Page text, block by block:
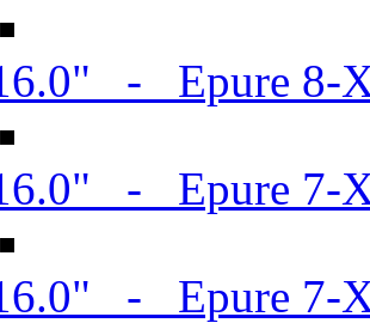
- Epure 8-
- Epure 7-
- Epure 7-